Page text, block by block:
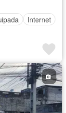
Internet